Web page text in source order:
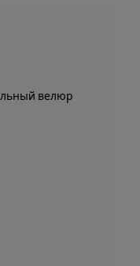
велюр